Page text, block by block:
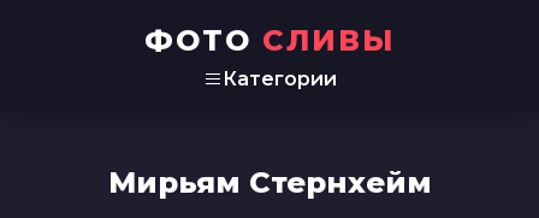
ФОТО СЛИВЫ
Категории
Мирьям Стернхейм